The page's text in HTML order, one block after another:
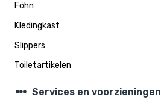
Föhn
Kledingkast
Slippers
Toiletartikelen
steppers Services en voorzieningen